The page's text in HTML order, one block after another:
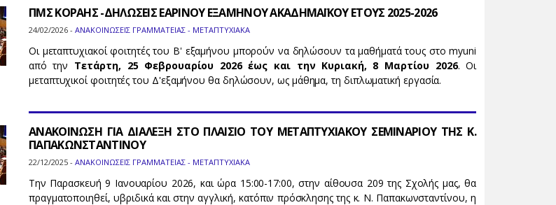
ΠΜΣ ΚΟΡΑΗΣ -ΔΗΛΩΣΕΙΣ ΕΑΡΙΝΟΥ ΕΞΑΜΗΝΟΥ ΑΚΑΔΗΜΑΪΚΟΥ ΕΤΟΥΣ 2025-2026
24/02/2026 - ΑΝΑΚΟΙΝΩΣΕΙΣ ΓΡΑΜΜΑΤΕΙΑΣ - ΜΕΤΑΠΤΥΧΙΑΚΑ
Οι μεταπτυχιακοί φοιτητές του Β' εξαμήνου μπορούν να δηλώσουν τα μαθήματά τους στο myuni
από την Τετάρτη, 25 Φεβρουαρίου 2026 έως και την Κυριακή, 8 Μαρτίου 2026. Οι
μεταπτυχικοί φοιτητές του Δ'εξαμήνου θα δηλώσουν, ως μάθημα, τη διπλωματική εργασία.
ΑΝΑΚΟΙΝΩΣΗ ΓΙΑ ΔΙΑΛΕΞΗ ΣΤΟ ΠΛΑΙΣΙΟ ΤΟΥ ΜΕΤΑΠΤΥΧΙΑΚΟΥ ΣΕΜΙΝΑΡΙΟΥ ΤΗΣ Κ.
ΠΑΠΑΚΩΝΣΤΑΝΤΙΝΟΥ
22/12/2025 - ΑΝΑΚΟΙΝΩΣΕΙΣ ΓΡΑΜΜΑΤΕΙΑΣ - ΜΕΤΑΠΤΥΧΙΑΚΑ
Την Παρασκευή 9 Ιανουαρίου 2026, και ώρα 15:00-17:00, στην αίθουσα 209 της Σχολής μας, θα
πραγματοποιηθεί, υβριδικά και στην αγγλική, κατόπιν πρόσκλησης της κ. Ν. Παπακωνσταντίνου, η